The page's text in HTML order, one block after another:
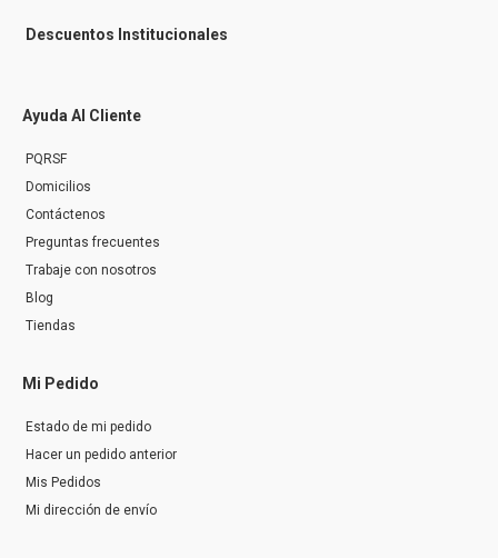
Descuentos Institucionales
Ayuda Al Cliente
PQRSF
Domicilios
Contáctenos
Preguntas frecuentes
Trabaje con nosotros
Blog
Tiendas
Mi Pedido
Estado de mi pedido
Hacer un pedido anterior
Mis Pedidos
Mi dirección de envío